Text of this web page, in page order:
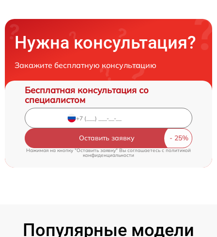
Нужна консультация?
Закажите бесплатную консультацию
Бесплатная консультация со
специалистом
Оставить заявку
Нажимая на кнопку "Оставить заявку" Вы соглашаетесь cполитикой
конфиденциальности
Популярные модели